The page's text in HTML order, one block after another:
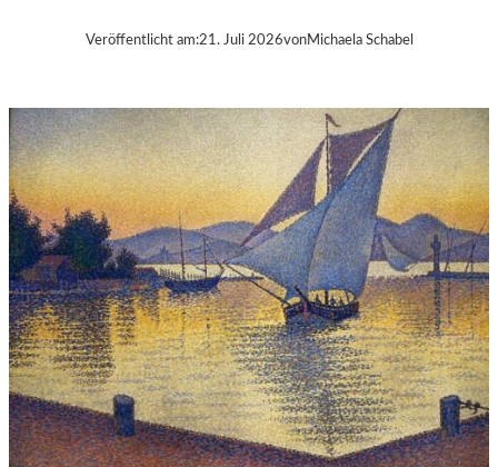
E
A
L
L
E
R
R
E
C
H
T
E
B
E
R
A
U
Veröffentlicht am:21. Juli 2026vonMichaela Schabel